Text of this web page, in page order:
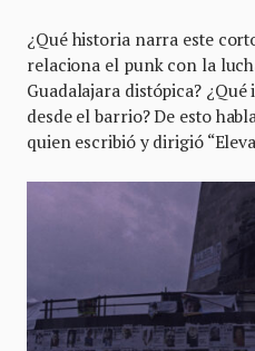
¿Qué historia narra este
relaciona el punk con la
Guadalajara distópica?
desde el barrio? De esto
quien escribió y dirigió